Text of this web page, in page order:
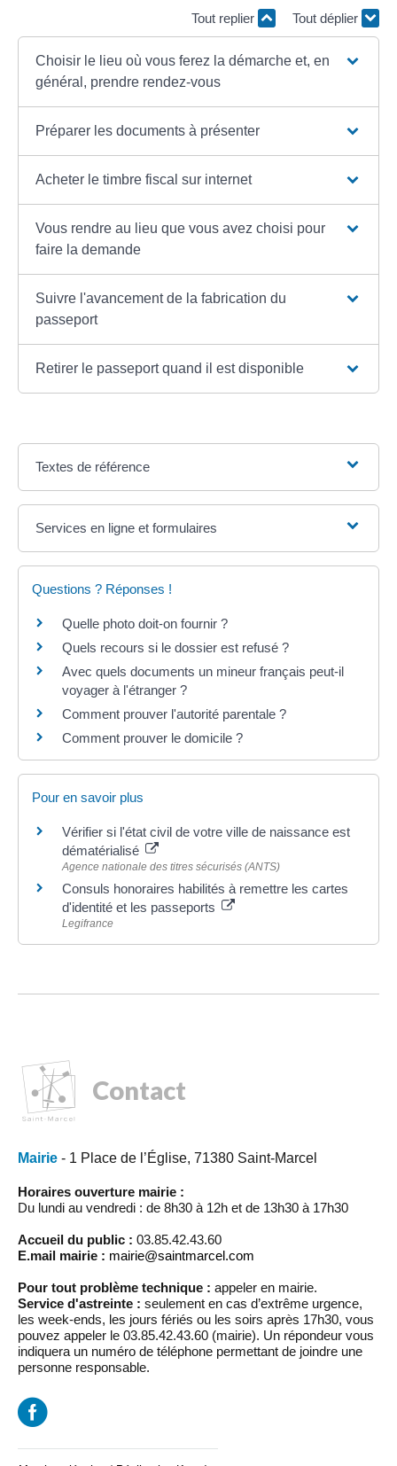
Tout replier
Tout déplier
Choisir le lieu où vous ferez la démarche et, en
général, prendre rendez-vous
Préparer les documents à présenter
Acheter le timbre fiscal sur internet
Vous rendre au lieu que vous avez choisi pour
faire la demande
Suivre l'avancement de la fabrication du
passeport
Retirer le passeport quand il est disponible
Textes de référence
Services en ligne et formulaires
Questions ? Réponses !
Quelle photo doit-on fournir ?
Quels recours si le dossier est refusé ?
Avec quels documents un mineur français peut-il
voyager à l'étranger ?
Comment prouver l'autorité parentale ?
Comment prouver le domicile ?
Pour en savoir plus
Vérifier si l'état civil de votre ville de naissance est
dématérialisé
Agence nationale des titres sécurisés (ANTS)
Consuls honoraires habilités à remettre les cartes
d'identité et les passeports
Legifrance
Contact
Mairie - 1 Place de l’Église, 71380 Saint-Marcel
Horaires ouverture mairie :
Du lundi au vendredi : de 8h30 à 12h et de 13h30 à 17h30
Accueil du public : 03.85.42.43.60
E.mail mairie : mairie@saintmarcel.com
Pour tout problème technique : appeler en mairie.
Service d'astreinte : seulement en cas d’extrême urgence,
les week-ends, les jours fériés ou les soirs après 17h30, vous
pouvez appeler le 03.85.42.43.60 (mairie). Un répondeur vous
indiquera un numéro de téléphone permettant de joindre une
personne responsable.